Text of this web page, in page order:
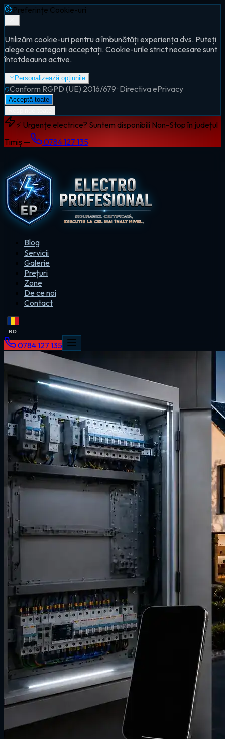
Preferințe Cookie-uri
Utilizăm cookie-uri pentru a îmbunătăți experiența dvs. Puteți
alege ce categorii acceptați. Cookie-urile strict necesare sunt
întotdeauna active.
Personalizează opțiunile
Conform RGPD (UE) 2016/679 · Directiva ePrivacy
Acceptă toate
⚡ Urgențe electrice? Suntem disponibili Non-Stop în județul
Timiș —
0784 127 135
Blog
Servicii
Galerie
Prețuri
Zone
De ce noi
Contact
RO
0784 127 135